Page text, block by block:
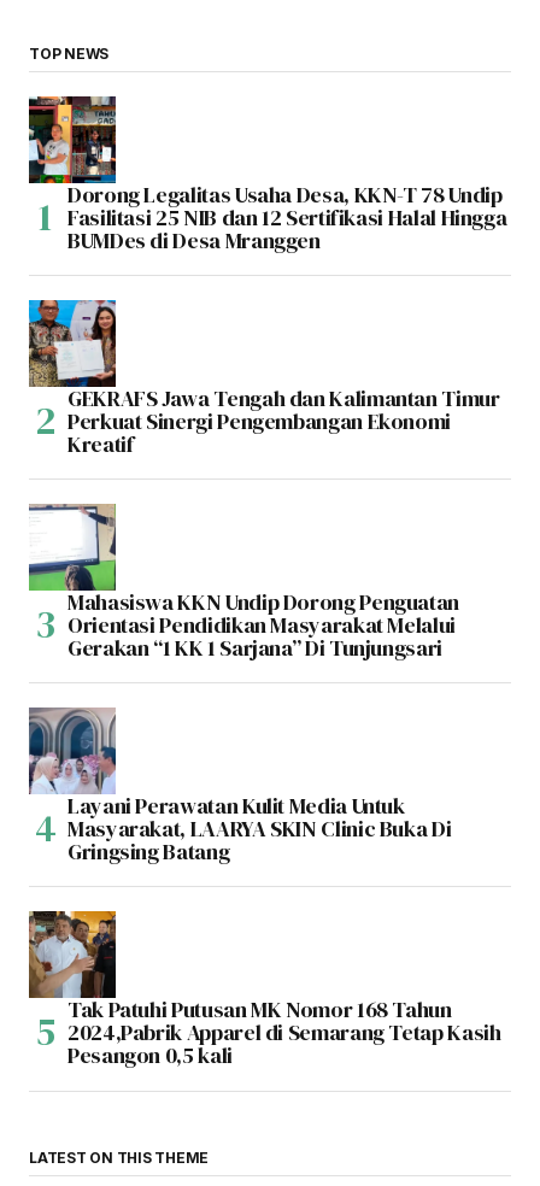
TOP NEWS
Dorong Legalitas Usaha Desa, KKN-T 78 Undip
Fasilitasi 25 NIB dan 12 Sertifikasi Halal Hingga
BUMDes di Desa Mranggen
GEKRAFS Jawa Tengah dan Kalimantan Timur
Perkuat Sinergi Pengembangan Ekonomi
Kreatif
Mahasiswa KKN Undip Dorong Penguatan
Orientasi Pendidikan Masyarakat Melalui
Gerakan “1 KK 1 Sarjana” Di Tunjungsari
Layani Perawatan Kulit Media Untuk
Masyarakat, LAARYA SKIN Clinic Buka Di
Gringsing Batang
Tak Patuhi Putusan MK Nomor 168 Tahun
2024,Pabrik Apparel di Semarang Tetap Kasih
Pesangon 0,5 kali
LATEST ON THIS THEME